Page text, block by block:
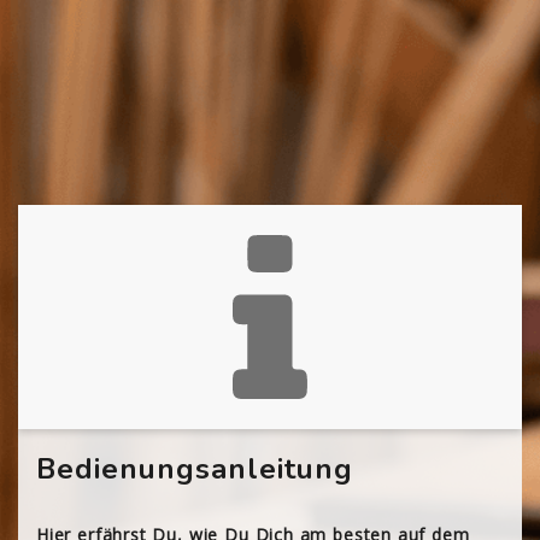
Bedienungsanleitung
Hier erfährst Du, wie Du Dich am besten auf dem